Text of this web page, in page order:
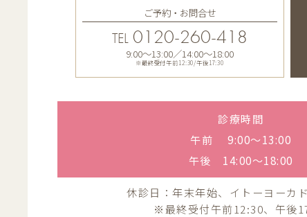
ご予約・お問合せ
TEL 0120-260-418
9:00〜13:00／14:00〜18:00
※最終受付午前12:30/午後17:30
診療時間
午前 9:00〜13:00
午後 14:00〜18:00
休診日：年末年始、イトーヨーカ
※最終受付午前12:30、午後